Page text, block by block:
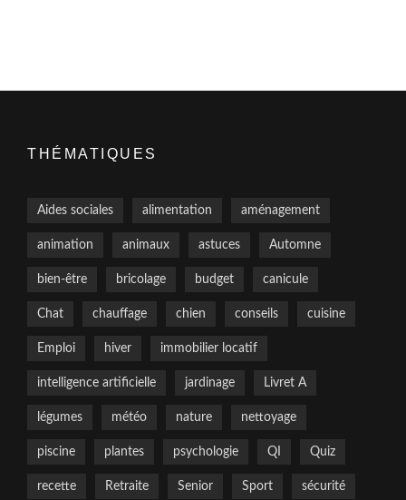
THÉMATIQUES
Aides sociales alimentation aménagement
animation animaux astuces Automne
bien-être bricolage budget canicule
Chat chauffage chien conseils cuisine
Emploi hiver immobilier locatif
intelligence artificielle jardinage Livret A
légumes météo nature nettoyage
piscine plantes psychologie QI Quiz
recette Retraite Senior Sport sécurité